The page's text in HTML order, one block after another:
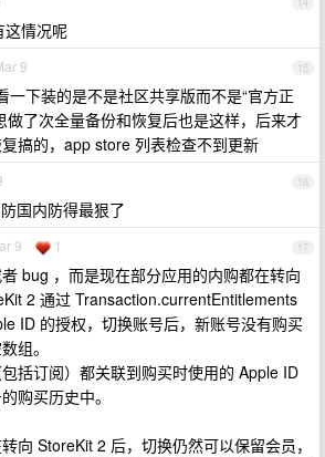
这情况呢
15
9
一下装的是不是社区共享版而不是“官方正
做了次全量备份和恢复后也是这样，后来才
搞的，app store 列表检查不到更新
16
国内防得最狠了
17
9 1
bug ，而是现在部分应用的内购都在转向
2 通过 Transaction.currentEntitlements
ID 的授权，切换账号后，新账号没有购买
组。
括订阅）都关联到购买时使用的 Apple ID
购买历史中。
向 StoreKit 2 后，切换仍然可以保留会员，